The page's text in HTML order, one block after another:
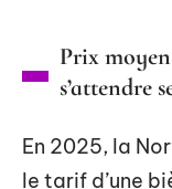
Prix
s’attendre
En 2025, la
le tarif d’une